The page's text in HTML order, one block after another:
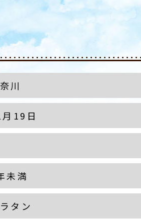
川
19日
未満
タン